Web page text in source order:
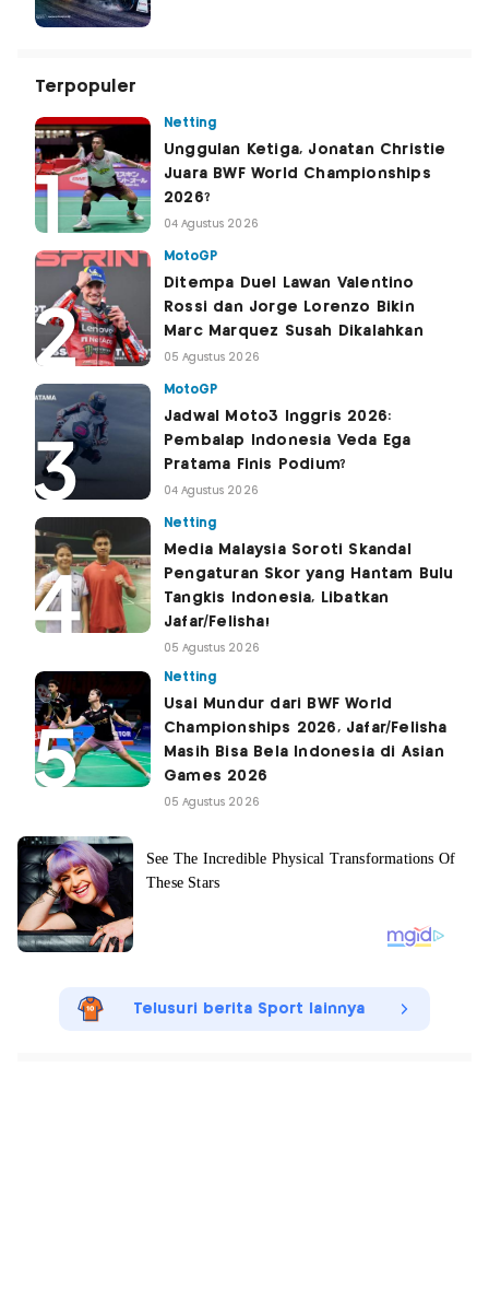
Terpopuler
Netting
Unggulan Ketiga, Jonatan Christie
Juara BWF World Championships
2026?
04 Agustus 2026
MotoGP
Ditempa Duel Lawan Valentino
Rossi dan Jorge Lorenzo Bikin
Marc Marquez Susah Dikalahkan
05 Agustus 2026
MotoGP
Jadwal Moto3 Inggris 2026:
Pembalap Indonesia Veda Ega
Pratama Finis Podium?
04 Agustus 2026
Netting
Media Malaysia Soroti Skandal
Pengaturan Skor yang Hantam Bulu
Tangkis Indonesia, Libatkan
Jafar/Felisha!
05 Agustus 2026
Netting
Usai Mundur dari BWF World
Championships 2026, Jafar/Felisha
Masih Bisa Bela Indonesia di Asian
Games 2026
05 Agustus 2026
Telusuri berita Sport lainnya